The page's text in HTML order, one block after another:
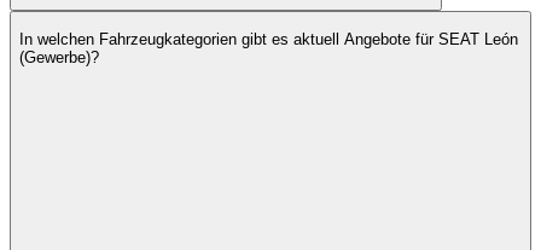
In welchen Fahrzeugkategorien gibt es aktuell Angebote für SEAT León
(Gewerbe)?